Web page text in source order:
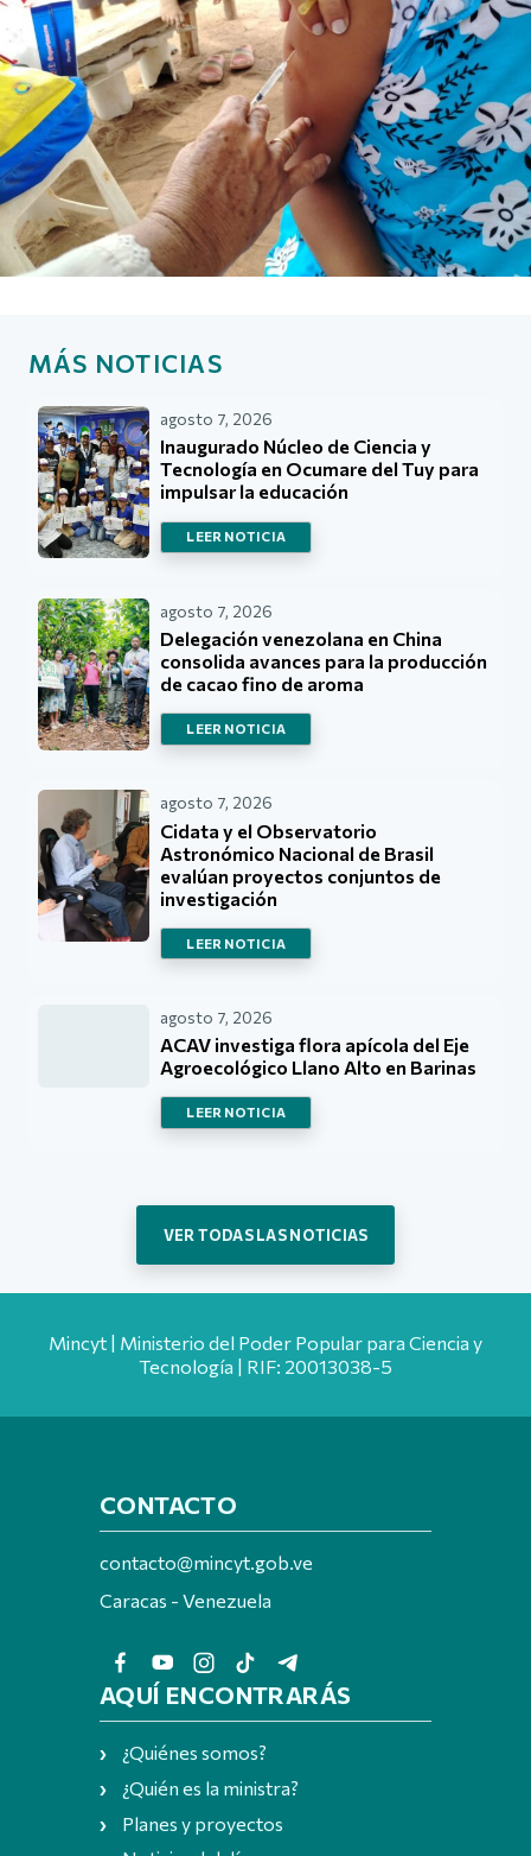
MÁS NOTICIAS
agosto 7, 2026
Inaugurado Núcleo de Ciencia y
Tecnología en Ocumare del Tuy para
impulsar la educación
LEER NOTICIA
agosto 7, 2026
Delegación venezolana en China
consolida avances para la producción
de cacao fino de aroma
LEER NOTICIA
agosto 7, 2026
Cidata y el Observatorio
Astronómico Nacional de Brasil
evalúan proyectos conjuntos de
investigación
LEER NOTICIA
agosto 7, 2026
ACAV investiga flora apícola del Eje
Agroecológico Llano Alto en Barinas
LEER NOTICIA
VER TODAS LAS NOTICIAS
Mincyt | Ministerio del Poder Popular para Ciencia y
Tecnología | RIF: 20013038-5
CONTACTO
contacto@mincyt.gob.ve
Caracas - Venezuela
AQUÍ ENCONTRARÁS
¿Quiénes somos?
¿Quién es la ministra?
Planes y proyectos